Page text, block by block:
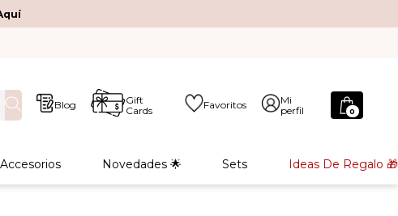
Blog
Gift
Cards
Favoritos
Mi
perfil
0
Accesorios Novedades 🌟 Sets Ideas De Regalo 🎁